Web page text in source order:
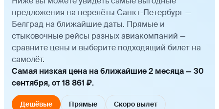
предложения на перелёты Санкт-Петербург —
Белград на ближайшие даты. Прямые и
стыковочные рейсы разных авиакомпаний —
сравните цены и выберите подходящий билет на
самолёт.
Самая низкая цена на ближайшие 2 месяца — 30
сентября, от 18 861 ₽.
Дешёвые Прямые Скоро вылет